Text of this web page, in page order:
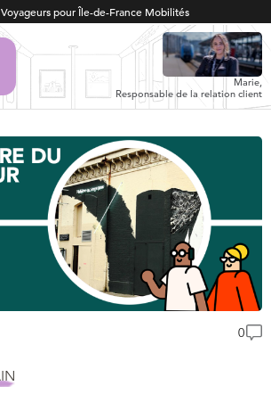
pour Île-de-France Mobilités
Marie,
Responsable de la relation client
0